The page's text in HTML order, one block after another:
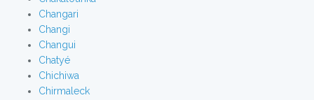
Changari
Changi
Changui
Chatyé
Chichiwa
Chirmaleck